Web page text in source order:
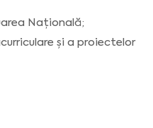
Națională;
și a proiectelor